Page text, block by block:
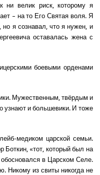
ни велик риск, которому я
– на то Его Святая воля. Я
я сознавал, что я нужен, и
оставалась жена с
боевыми орденами
Мужественным, твёрдым и
узнают и большевики. И тоже
медиком царской семьи.
Боткин, «тот, который был на
в Царском Селе.
Никому из свиты никогда не